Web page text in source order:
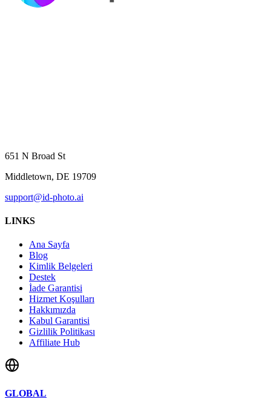
651 N Broad St
Middletown, DE 19709
support@id-photo.ai
LINKS
Ana Sayfa
Blog
Kimlik Belgeleri
Destek
İade Garantisi
Hizmet Koşulları
Hakkımızda
Kabul Garantisi
Gizlilik Politikası
Affiliate Hub
GLOBAL